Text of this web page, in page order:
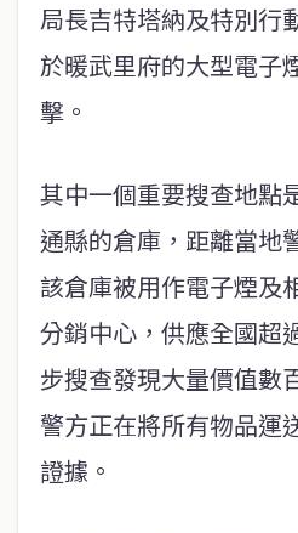
局長吉特塔納及特別行
於暖武里府的大型電子
擊。
其中一個重要搜查地點
通縣的倉庫，距離當地
該倉庫被用作電子煙及
分銷中心，供應全國超
步搜查發現大量價值數
警方正在將所有物品運
證據。